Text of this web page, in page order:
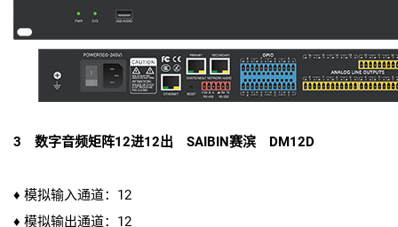
3 数字音频矩阵12进12出 SAIBIN赛滨 DM12D
♦ 模拟输入通道：12
♦ 模拟输出通道：12